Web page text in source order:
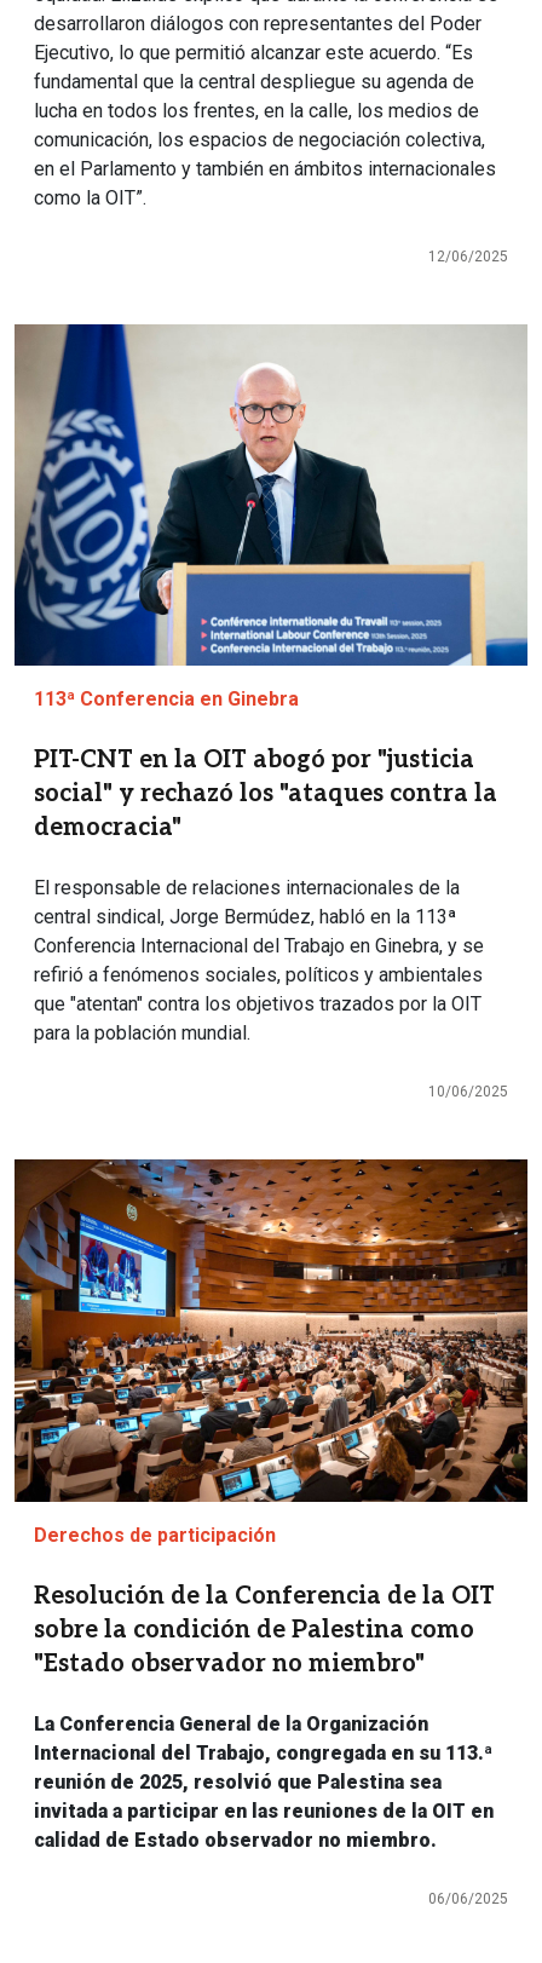
desarrollaron diálogos con representantes del Poder
Ejecutivo, lo que permitió alcanzar este acuerdo. “Es
fundamental que la central despliegue su agenda de
lucha en todos los frentes, en la calle, los medios de
comunicación, los espacios de negociación colectiva,
en el Parlamento y también en ámbitos internacionales
como la OIT”.
12/06/2025
Imagen
113ª Conferencia en Ginebra
PIT-CNT en la OIT abogó por "justicia
social" y rechazó los "ataques contra la
democracia"
El responsable de relaciones internacionales de la
central sindical, Jorge Bermúdez, habló en la 113ª
Conferencia Internacional del Trabajo en Ginebra, y se
refirió a fenómenos sociales, políticos y ambientales
que "atentan" contra los objetivos trazados por la OIT
para la población mundial.
10/06/2025
Imagen
Derechos de participación
Resolución de la Conferencia de la OIT
sobre la condición de Palestina como
"Estado observador no miembro"
La Conferencia General de la Organización
Internacional del Trabajo, congregada en su 113.ª
reunión de 2025, resolvió que Palestina sea
invitada a participar en las reuniones de la OIT en
calidad de Estado observador no miembro.
06/06/2025